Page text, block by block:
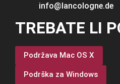
info@lancologne.de
TREBATE LI
Podržava Mac OS X
Podrška za Windows